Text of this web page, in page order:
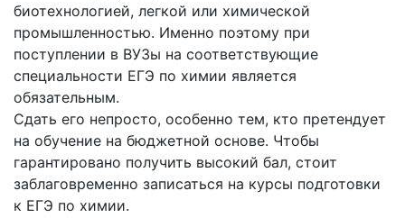
биотехнологией, легкой или химической
промышленностью. Именно поэтому при
поступлении в ВУЗы на соответствующие
специальности ЕГЭ по химии является
обязательным.
Сдать его непросто, особенно тем, кто претендует
на обучение на бюджетной основе. Чтобы
гарантировано получить высокий бал, стоит
заблаговременно записаться на курсы подготовки
к ЕГЭ по химии.